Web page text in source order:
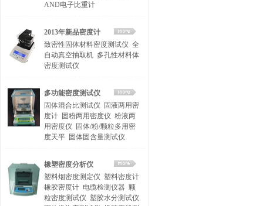
AND电子比重计
2013年新品密度计
致密性固体材料密度测试仪 全
自动真空抽取机 多孔性材料体
密度测试仪
多功能密度测试仪
固体混合比测试仪
固液两用密
度计 固粉两用密度仪 粉液两
用密度仪
固体/粉/颗粒多用密
度天平 固体固含量测试仪
橡塑密度分析仪
塑料烟密度测定仪 塑料密度计
橡胶密度计 电缆检测仪器 颗
粒密度测试仪 塑胶水分测试仪